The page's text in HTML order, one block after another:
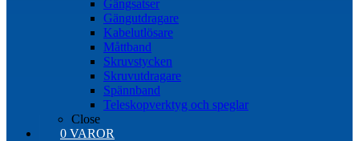
Gängsatser
Gängutdragare
Kabelutlösare
Måttband
Skruvstycken
Skruvutdragare
Spännband
Teleskopverktyg och speglar
Close
0 VAROR